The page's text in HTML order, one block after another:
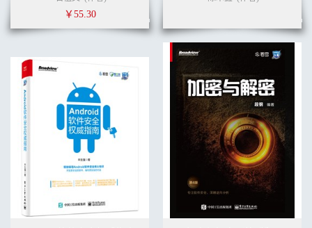
7.2.5 小结 308
7.3 Frida实战应用 309
7.3.1 Frida的安装 309
7.3.3 Frida的高级使用 319
7.3.4 小结 326
第8章 安全保护
8.1 数据加密 327
8.1.1 本地存储加密 328
8.1.2 网络传输加密 328
8.1.3 字符串加密 333
8.2 静态混淆 341
8.2.1 宏定义 342
8.2.2 二进制修改 347
8.3 动态保护 349
￥55.30